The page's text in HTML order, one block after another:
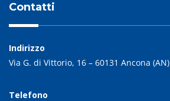
Contatti
Indirizzo
Via G. di Vittorio, 16 – 60131 Ancona (AN)
Telefono